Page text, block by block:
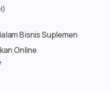
Bisnis Suplemen
Online